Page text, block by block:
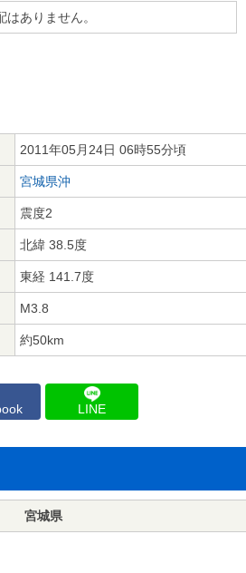
ありません。
2011年05月24日 06時55分頃
宮城県沖
震度2
北緯 38.5度
東経 141.7度
M3.8
約50km
LINE
宮城県